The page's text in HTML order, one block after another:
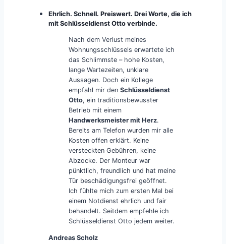
Ehrlich. Schnell. Preiswert. Drei Worte, die ich
mit Schlüsseldienst Otto verbinde.
Nach dem Verlust meines
Wohnungsschlüssels erwartete ich
das Schlimmste – hohe Kosten,
lange Wartezeiten, unklare
Aussagen. Doch ein Kollege
empfahl mir den Schlüsseldienst
Otto, ein traditionsbewusster
Betrieb mit einem
Handwerksmeister mit Herz.
Bereits am Telefon wurden mir alle
Kosten offen erklärt. Keine
versteckten Gebühren, keine
Abzocke. Der Monteur war
pünktlich, freundlich und hat meine
Tür beschädigungsfrei geöffnet.
Ich fühlte mich zum ersten Mal bei
einem Notdienst ehrlich und fair
behandelt. Seitdem empfehle ich
Schlüsseldienst Otto jedem weiter.
Andreas Scholz